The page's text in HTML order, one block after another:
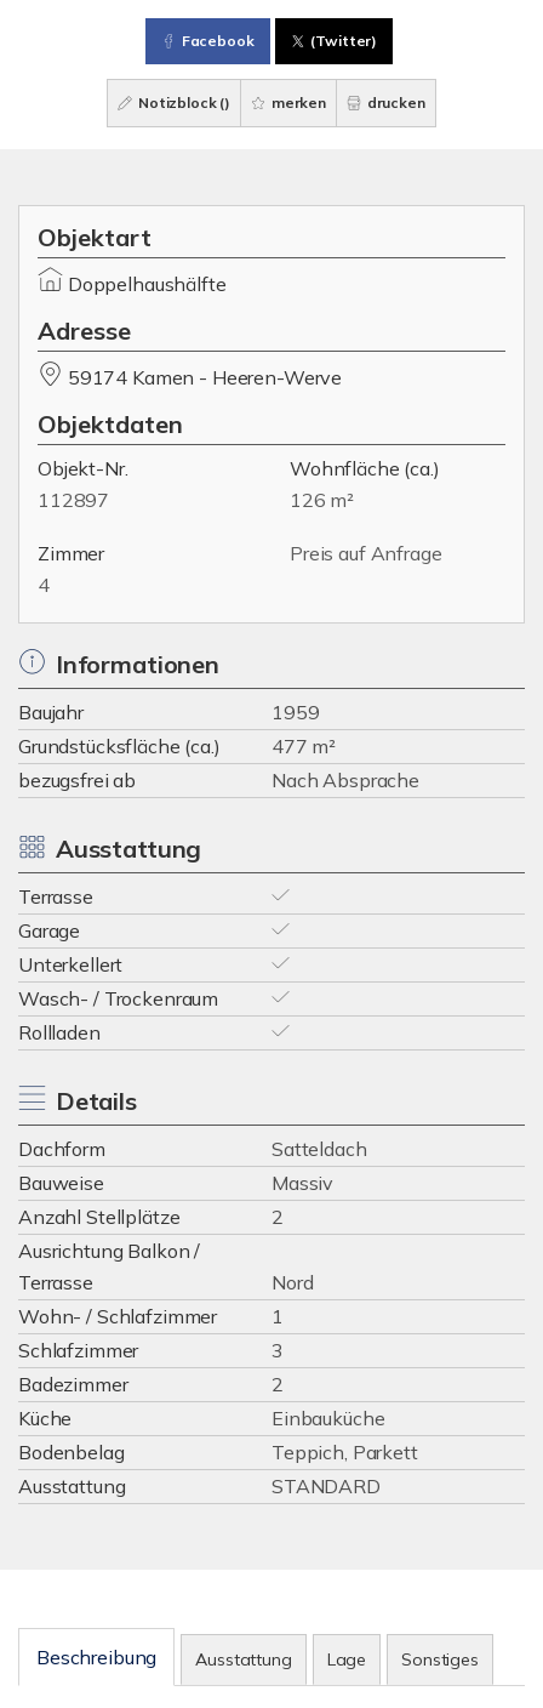
Facebook (Twitter)
Notizblock () merken drucken
Objektart
Doppelhaushälfte
Adresse
59174 Kamen - Heeren-Werve
Objektdaten
Objekt-Nr.
112897
Wohnfläche (ca.)
126 m²
Zimmer
4
Preis auf Anfrage
Informationen
Baujahr
1959
Grundstücksfläche (ca.)
477 m²
bezugsfrei ab
Nach Absprache
Ausstattung
Terrasse
Garage
Unterkellert
Wasch- / Trockenraum
Rollladen
Details
Dachform
Satteldach
Bauweise
Massiv
Anzahl Stellplätze
2
Ausrichtung Balkon /
Terrasse
Nord
Wohn- / Schlafzimmer
1
Schlafzimmer
3
Badezimmer
2
Küche
Einbauküche
Bodenbelag
Teppich, Parkett
Ausstattung
STANDARD
Beschreibung Ausstattung Lage Sonstiges